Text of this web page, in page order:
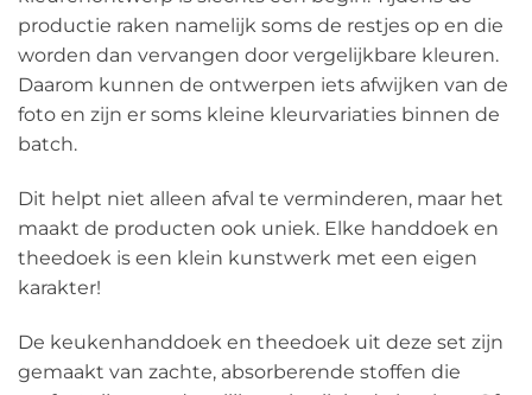
productie raken namelijk soms de restjes op en die
worden dan vervangen door vergelijkbare kleuren.
Daarom kunnen de ontwerpen iets afwijken van de
foto en zijn er soms kleine kleurvariaties binnen de
batch.
Dit helpt niet alleen afval te verminderen, maar het
maakt de producten ook uniek. Elke handdoek en
theedoek is een klein kunstwerk met een eigen
karakter!
De keukenhanddoek en theedoek uit deze set zijn
gemaakt van zachte, absorberende stoffen die